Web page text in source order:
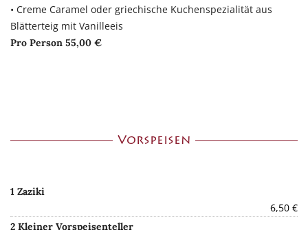
• Creme Caramel oder griechische Kuchenspezialität aus
Blätterteig mit Vanilleeis
Pro Person 55,00 €
Vorspeisen
1 Zaziki
6,50 €
2 Kleiner Vorspeisenteller